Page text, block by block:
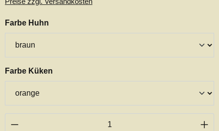
Farbe Huhn
Farbe Küken
Produkt Anzahl: Gib den gewünschten